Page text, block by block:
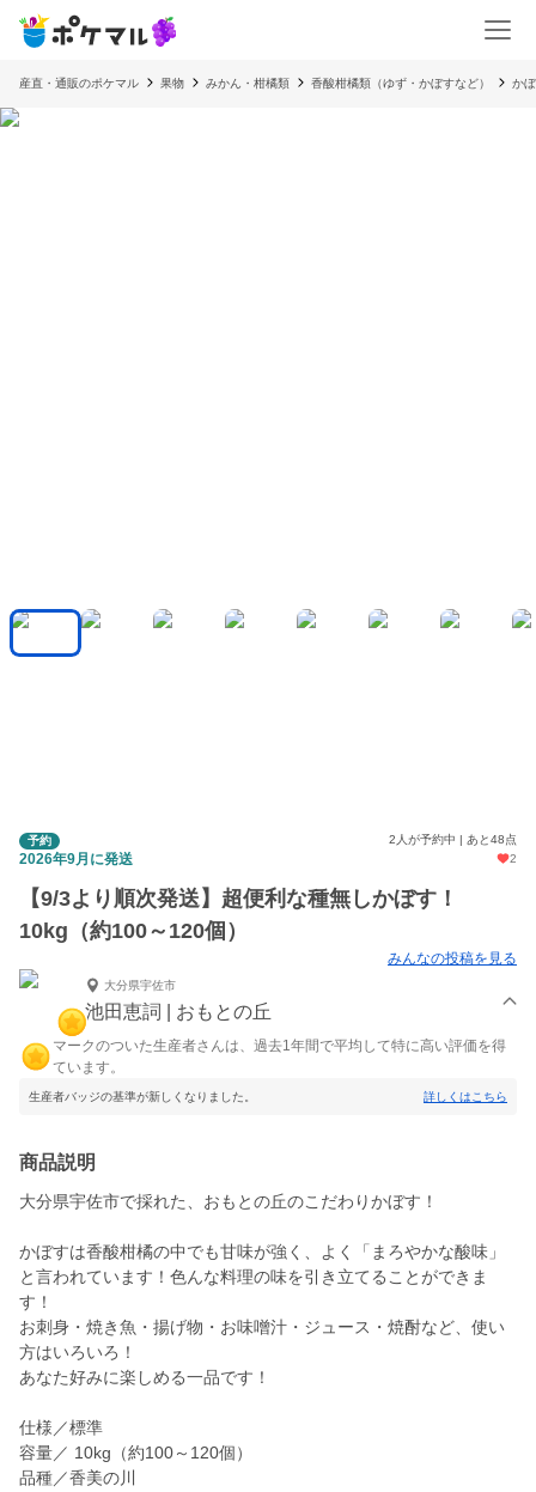
産直・通販のポケマル 果物 みかん・柑橘類 香酸柑橘類（ゆず・かぼすなど） か
予約 2人が予約中 | あと48点
2026年9月に発送 2
【9/3より順次発送】超便利な種無しかぼす！
10kg（約100～120個）
みんなの投稿を見る
大分県宇佐市
池田恵詞 | おもとの丘
マークのついた生産者さんは、過去1年間で平均して特に高い評価を得
ています。
生産者バッジの基準が新しくなりました。 詳しくはこちら
商品説明
大分県宇佐市で採れた、おもとの丘のこだわりかぼす！
かぼすは香酸柑橘の中でも甘味が強く、よく「まろやかな酸味」
と言われています！色んな料理の味を引き立てることができま
す！
お刺身・焼き魚・揚げ物・お味噌汁・ジュース・焼酎など、使い
方はいろいろ！
あなた好みに楽しめる一品です！
仕様／標準
容量／ 10kg（約100～120個）
品種／香美の川